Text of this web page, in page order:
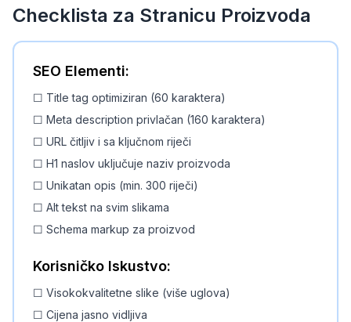
Checklista za Stranicu Proizvoda
SEO Elementi:
☐ Title tag optimiziran (60 karaktera)
☐ Meta description privlačan (160 karaktera)
☐ URL čitljiv i sa ključnom riječi
☐ H1 naslov uključuje naziv proizvoda
☐ Unikatan opis (min. 300 riječi)
☐ Alt tekst na svim slikama
☐ Schema markup za proizvod
Korisničko Iskustvo:
☐ Visokokvalitetne slike (više uglova)
☐ Cijena jasno vidljiva